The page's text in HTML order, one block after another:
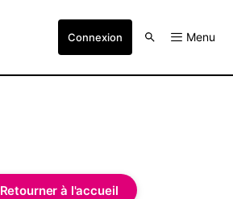
Connexion Menu
Retourner à l'accueil